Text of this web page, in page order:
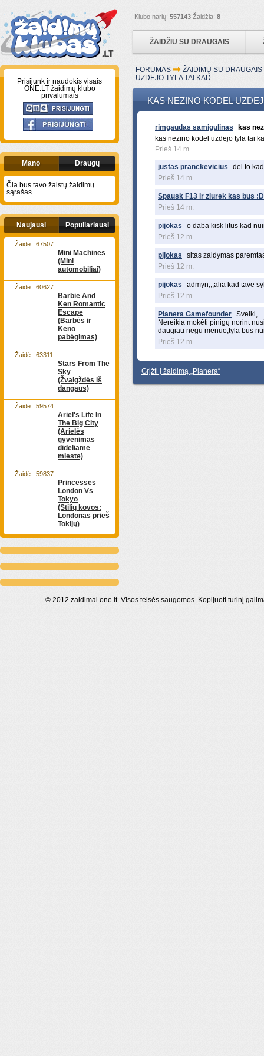
Klubo narių: 557143 Žaidžia: 8
ŽAIDŽIU SU DRAUGAIS
Prisijunk ir naudokis visais
ONE.LT žaidimų klubo
privalumais
Mano Draugų
Čia bus tavo žaistų žaidimų
sąrašas.
Naujausi Populiariausi
Mini Machines
(Mini
automobiliai)
Žaidė:: 67507
Barbie And
Ken Romantic
Escape
(Barbės ir
Keno
pabėgimas)
Žaidė:: 60627
Stars From The
Sky
(Žvaigždės iš
dangaus)
Žaidė:: 63311
Ariel's Life In
The Big City
(Arielės
gyvenimas
dideliame
mieste)
Žaidė:: 59574
Princesses
London Vs
Tokyo
(Stilių kovos:
Londonas prieš
Tokijų)
Žaidė:: 59837
FORUMAS
ŽAIDIMŲ SU
UZDEJO TYLA TAI KAD ...
KAS NEZINO KODEL
rimgaudas samigulinas
kas
kas nezino kodel uzdejo tyla tai
Prieš 14 m.
justas pranckevicius
del to
Prieš 14 m.
Spausk F13 ir ziurek kas bus
Prieš 14 m.
pijokas
o daba kisk litus kad
Prieš 12 m.
pijokas
sitas zaidymas
Prieš 12 m.
pijokas
admyn,,,alia kad tave
Prieš 12 m.
Planera Gamefounder Sveiki,
Nereikia mokėti pinigų norint
daugiau negu mėnuo,tyla bus
Prieš 12 m.
Grįžti į žaidimą „Planera“
© 2012 zaidimai.one.lt. Visos teisės saugomos. Kopijuoti turinį